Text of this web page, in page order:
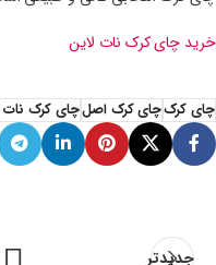
خرید چای کرک نات لاین
چای کرکچای کرک اصلچای کرک نات
جدیدتر